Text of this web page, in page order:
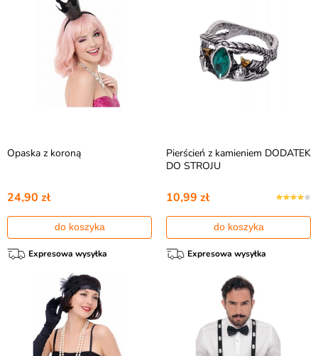
Opaska z koroną
24,90 zł
do koszyka
Expresowa wysyłka
Pierścień z kamieniem DODATEK
DO STROJU
10,99 zł
do koszyka
Expresowa wysyłka